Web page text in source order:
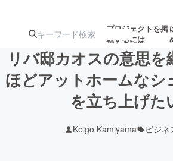
プロジェクトを掲
載するには
注目のリ 注目の新着プロ募集終
リバ邸カオスの意思を
ほどアットホームなシ
を立ち上げた
Keigo Kamiyama ビジネ